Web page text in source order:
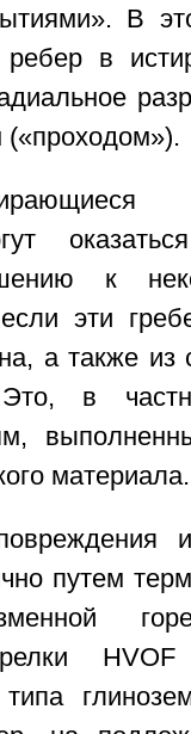
В
ребер в
к
эти
а также из
в
материала.
путем